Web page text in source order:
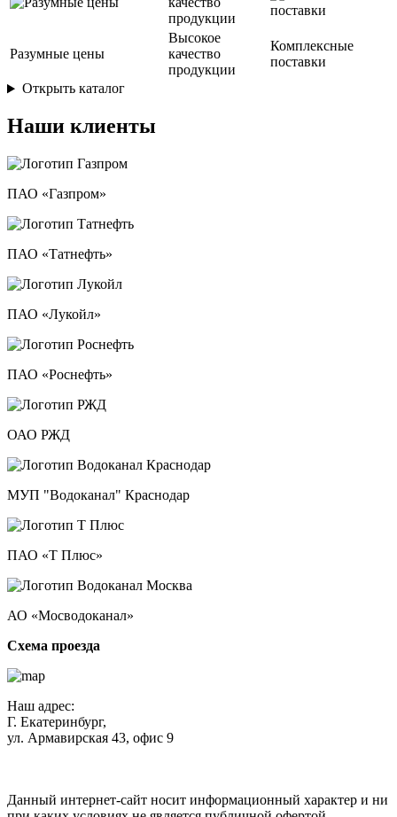
Разумные цены
Высокое
качество
продукции
Комплексные
поставки
Открыть каталог
Наши клиенты
ПАО «Газпром»
ПАО «Татнефть»
ПАО «Лукойл»
ПАО «Роснефть»
ОАО РЖД
МУП "Водоканал" Краснодар
ПАО «Т Плюс»
АО «Мосводоканал»
Схема проезда
Наш адрес:
Г. Екатеринбург,
ул. Армавирская 43, офис 9
Данный интернет-сайт носит информационный характер и ни